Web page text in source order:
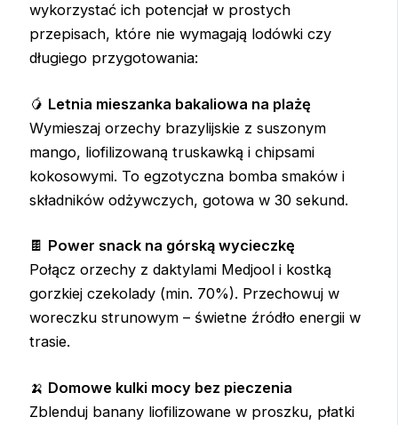
wykorzystać ich potencjał w prostych
przepisach, które nie wymagają lodówki czy
długiego przygotowania:
🥭 Letnia mieszanka bakaliowa na plażę
Wymieszaj orzechy brazylijskie z suszonym
mango, liofilizowaną truskawką i chipsami
kokosowymi. To egzotyczna bomba smaków i
składników odżywczych, gotowa w 30 sekund.
🍫 Power snack na górską wycieczkę
Połącz orzechy z daktylami Medjool i kostką
gorzkiej czekolady (min. 70%). Przechowuj w
woreczku strunowym – świetne źródło energii w
trasie.
🍌 Domowe kulki mocy bez pieczenia
Zblenduj banany liofilizowane w proszku, płatki